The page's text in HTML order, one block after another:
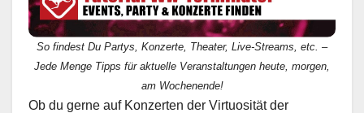
So findest Du Partys, Konzerte, Theater, Live-Streams, etc. –
Jede Menge Tipps für aktuelle Veranstaltungen heute, morgen,
am Wochenende!
Ob du gerne auf Konzerten der Virtuosität der